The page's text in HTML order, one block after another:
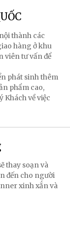
thành các
hàng ở khu
viên tư vấn để
phát sinh thêm
phẩm cao,
Khách về việc
thay soạn và
đến cho người
xinh xắn và